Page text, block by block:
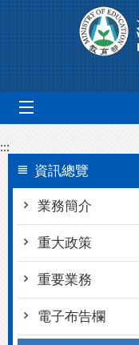
跳到主要內容區塊
:::
資訊總覽
業務簡介
重大政策
重要業務
電子布告欄